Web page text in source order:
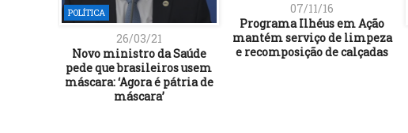
POLÍTICA
26/03/21
Novo ministro da Saúde
pede que brasileiros usem
máscara: ‘Agora é pátria de
máscara’
07/11/16
Programa Ilhéus em Ação
mantém serviço de limpeza
e recomposição de calçadas